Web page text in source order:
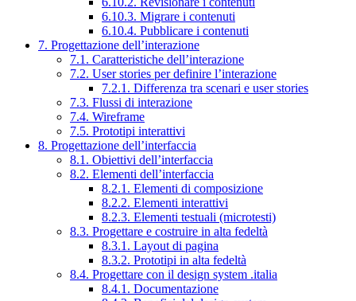
6.10.3. Migrare i contenuti
6.10.4. Pubblicare i contenuti
7. Progettazione dell’interazione
7.1. Caratteristiche dell’interazione
7.2. User stories per definire l’interazione
7.2.1. Differenza tra scenari e user stories
7.3. Flussi di interazione
7.4. Wireframe
7.5. Prototipi interattivi
8. Progettazione dell’interfaccia
8.1. Obiettivi dell’interfaccia
8.2. Elementi dell’interfaccia
8.2.1. Elementi di composizione
8.2.2. Elementi interattivi
8.2.3. Elementi testuali (microtesti)
8.3. Progettare e costruire in alta fedeltà
8.3.1. Layout di pagina
8.3.2. Prototipi in alta fedeltà
8.4. Progettare con il design system .italia
8.4.1. Documentazione